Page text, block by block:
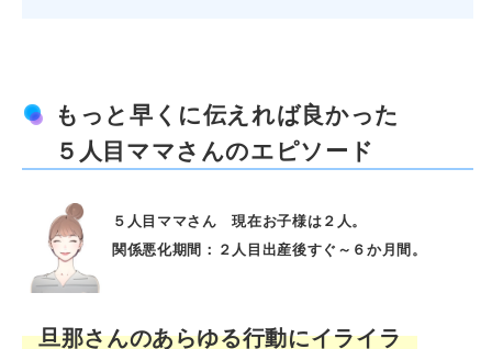
もっと早くに伝えれば良かった
５人目ママさんのエピソード
５人目ママさん 現在お子様は２人。
関係悪化期間：２人目出産後すぐ～６か月間。
旦那さんのあらゆる行動にイライラ